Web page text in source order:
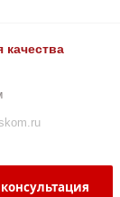
качества